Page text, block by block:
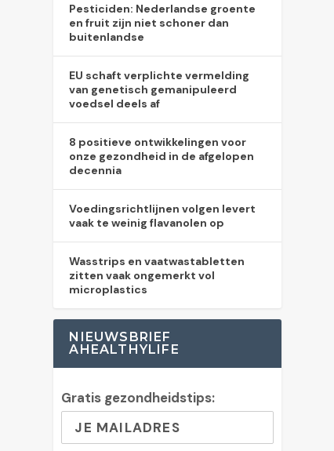
Pesticiden: Nederlandse groente
en fruit zijn niet schoner dan
buitenlandse
EU schaft verplichte vermelding
van genetisch gemanipuleerd
voedsel deels af
8 positieve ontwikkelingen voor
onze gezondheid in de afgelopen
decennia
Voedingsrichtlijnen volgen levert
vaak te weinig flavanolen op
Wasstrips en vaatwastabletten
zitten vaak ongemerkt vol
microplastics
NIEUWSBRIEF
AHEALTHYLIFE
Gratis gezondheidstips: